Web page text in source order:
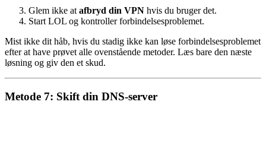
Glem ikke at afbryd din VPN hvis du bruger det.
Start LOL og kontroller forbindelsesproblemet.
Mist ikke dit håb, hvis du stadig ikke kan løse forbindelsesproblemet
efter at have prøvet alle ovenstående metoder. Læs bare den næste
løsning og giv den et skud.
Metode 7: Skift din DNS-server